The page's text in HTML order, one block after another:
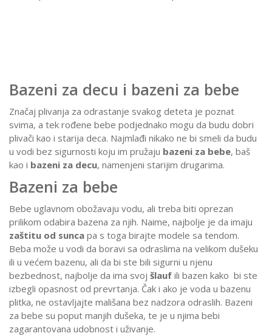
Bazeni za decu i bazeni za bebe
Značaj plivanja za odrastanje svakog deteta je poznat
svima, a tek rođene bebe podjednako mogu da budu dobri
plivači kao i starija deca. Najmlađi nikako ne bi smeli da budu
u vodi bez sigurnosti koju im pružaju bazeni za bebe, baš
kao i bazeni za decu, namenjeni starijim drugarima.
Bazeni za bebe
Bebe uglavnom obožavaju vodu, ali treba biti oprezan
prilikom odabira bazena za njih. Naime, najbolje je da imaju
zaštitu od sunca pa s toga birajte modele sa tendom.
Beba može u vodi da boravi sa odraslima na velikom dušeku
ili u većem bazenu, ali da bi ste bili sigurni u njenu
bezbednost, najbolje da ima svoj šlauf ili bazen kako bi ste
izbegli opasnost od prevrtanja. Čak i ako je voda u bazenu
plitka, ne ostavljajte mališana bez nadzora odraslih. Bazeni
za bebe su poput manjih dušeka, te je u njima bebi
zagarantovana udobnost i uživanje.